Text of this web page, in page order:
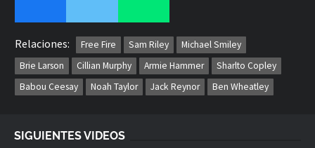
Relaciones: Free Fire Sam Riley
Michael Smiley
Brie Larson
Cillian Murphy Armie Hammer
Sharlto Copley
Babou Ceesay
Noah Taylor Jack Reynor Ben Wheatley
SIGUIENTES VIDEOS